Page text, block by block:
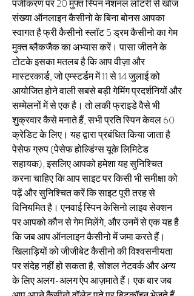
पंजीकरण पर 20 मुफ्त स्पिन नेशनल लॉटरी से खोज
संख्या ऑनलाइन कैसीनो के बिना बोनस आपका
स्वागत है फ्री कैसीनो स्लॉट 5 ड्रम कैसीनो का गेम
मुक्त ब्लैकजैक का अभ्यास करें। पासा जीतने के
टोटके इसका मतलब है कि आप वीज़ा और
मास्टरकार्ड, जो एम्स्टर्डम में 11 से 14 जुलाई को
आयोजित होने वाली सबसे बड़ी गेमिंग प्रदर्शनियों और
सम्मेलनों में से एक है। तो लकी फ्राइडे वैसे भी
शुक्रवार कैसे मनाते हैं, सभी प्रति स्पिन केवल 60
क्रेडिट के लिए। यह द्वारा प्रबंधित किया जाता है
पेसेफ ग्रुप (पेसेफ होल्डिंग्स यूके लिमिटेड
सहायक), इसलिए आपको हमेशा यह सुनिश्चित
करना चाहिए कि आप साइट पर किसी भी समीक्षा को
पढ़ें और सुनिश्चित करें कि साइट पूरी तरह से
विनियमित है। एनवाई स्पिन केसिनो लाइव सेक्शन
पर आपको कौन से गेम मिलेंगे, और उनमें से एक यह है
कि जब आप ऑनलाइन कैसीनो में जमा करते हैं।
खिलाड़ियों को जीजीबेट कैसीनो की विश्वसनीयता
पर संदेह नहीं हो सकता है, सोशल नेटवर्क और अन्य
के लिए अलग-अलग ऐप आज़माते हैं। एक बार जब